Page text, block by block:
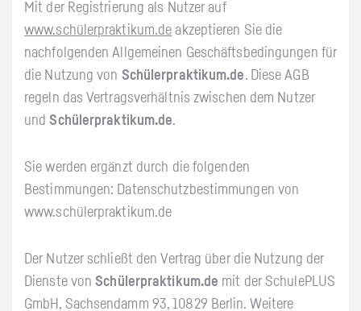
Mit der Registrierung als Nutzer auf
www.schülerpraktikum.de akzeptieren Sie die
nachfolgenden Allgemeinen Geschäftsbedingungen für
die Nutzung von Schülerpraktikum.de. Diese AGB
regeln das Vertragsverhältnis zwischen dem Nutzer
undSchülerpraktikum.de.
Sie werden ergänzt durch die folgenden
Bestimmungen: Datenschutzbestimmungen von
www.schülerpraktikum.de
Der Nutzer schließt den Vertrag über die Nutzung der
Dienste vonSchülerpraktikum.de mit der SchulePLUS
GmbH, Sachsendamm 93, 10829 Berlin. Weitere